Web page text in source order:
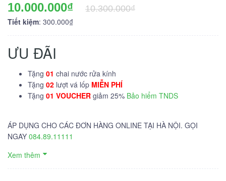
10.000.000₫
10.300.000₫
Tiết kiệm: 300.000₫
ƯU ĐÃI
Tặng 01 chai nước rửa kính
Tặng 02 lượt vá lốp MIỄN PHÍ
Tặng 01 VOUCHER giảm 25% Bảo hiểm TNDS
ÁP DỤNG CHO CÁC ĐƠN HÀNG ONLINE TẠI HÀ NỘI. GỌI
NGAY 084.89.11111
Xem thêm